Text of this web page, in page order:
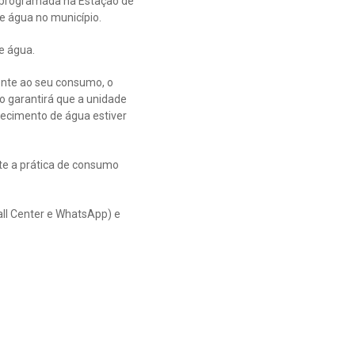
água no município.
água.
ao seu consumo, o
garantirá que a unidade
de água estiver
a prática de consumo
Center e WhatsApp) e